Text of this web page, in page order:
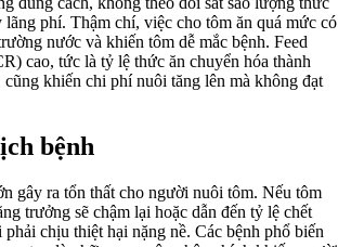
lãng phí. Thậm chí, việc cho tôm ăn quá mức có
nước và khiến tôm dễ mắc bệnh. Feed
cao, tức là tỷ lệ thức ăn chuyển hóa thành
khiến chi phí nuôi tăng lên mà không đạt
bệnh
gây ra tổn thất cho người nuôi tôm. Nếu tôm
trưởng sẽ chậm lại hoặc dẫn đến tỷ lệ chết
chịu thiệt hại nặng nề. Các bệnh phổ biến